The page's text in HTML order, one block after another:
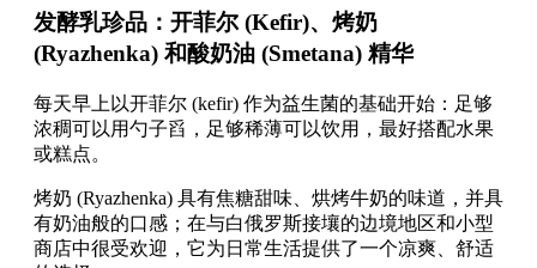
发酵乳珍品：开菲尔 (Kefir)、烤奶
(Ryazhenka) 和酸奶油 (Smetana) 精华
每天早上以开菲尔 (kefir) 作为益生菌的基础开始：足够
浓稠可以用勺子舀，足够稀薄可以饮用，最好搭配水果
或糕点。
烤奶 (Ryazhenka) 具有焦糖甜味、烘烤牛奶的味道，并具
有奶油般的口感；在与白俄罗斯接壤的边境地区和小型
商店中很受欢迎，它为日常生活提供了一个凉爽、舒适